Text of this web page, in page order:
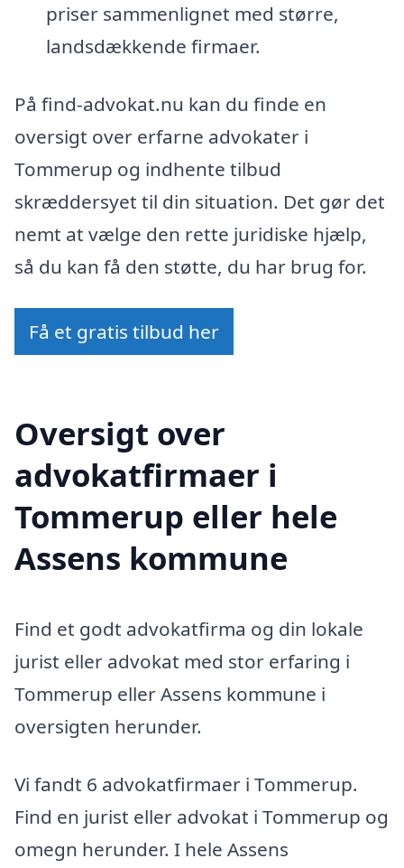
priser sammenlignet med større,
landsdækkende firmaer.
På find-advokat.nu kan du finde en
oversigt over erfarne advokater i
Tommerup og indhente tilbud
skræddersyet til din situation. Det gør det
nemt at vælge den rette juridiske hjælp,
så du kan få den støtte, du har brug for.
Få et gratis tilbud her
Oversigt over
advokatfirmaer i
Tommerup eller hele
Assens kommune
Find et godt advokatfirma og din lokale
jurist eller advokat med stor erfaring i
Tommerup eller Assens kommune i
oversigten herunder.
Vi fandt 6 advokatfirmaer i Tommerup.
Find en jurist eller advokat i Tommerup og
omegn herunder. I hele Assens